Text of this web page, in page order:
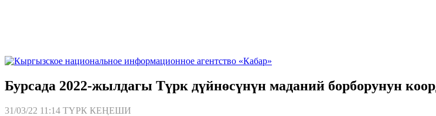
Бурсада 2022-жылдагы Түрк дүйнөсүнүн маданий борборунун
31/03/22 11:14 ТҮРК КЕҢЕШИ